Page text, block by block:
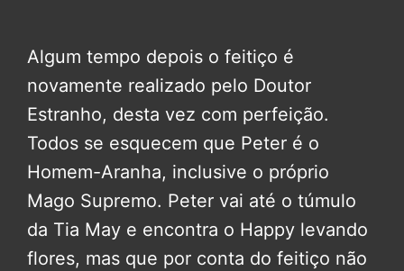
Algum tempo depois o feitiço é
novamente realizado pelo Doutor
Estranho, desta vez com perfeição.
Todos se esquecem que Peter é o
Homem-Aranha, inclusive o próprio
Mago Supremo. Peter vai até o túmulo
da Tia May e encontra o Happy levando
flores, mas que por conta do feitiço não